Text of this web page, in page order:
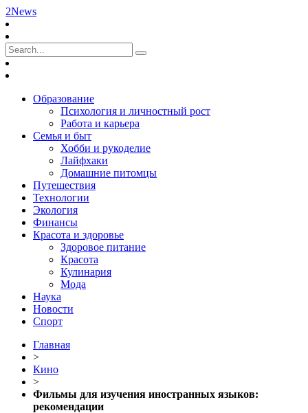
2News
Образование
Психология и личностный рост
Работа и карьера
Семья и быт
Хобби и рукоделие
Лайфхаки
Домашние питомцы
Путешествия
Технологии
Экология
Финансы
Красота и здоровье
Здоровое питание
Красота
Кулинария
Мода
Наука
Новости
Спорт
Главная
>
Кино
>
Фильмы для изучения иностранных языков:
рекомендации